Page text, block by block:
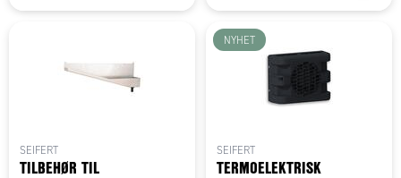
SEIFERT
TILBEHØR TIL
NYHET
SEIFERT
TERMOELEKTRISK